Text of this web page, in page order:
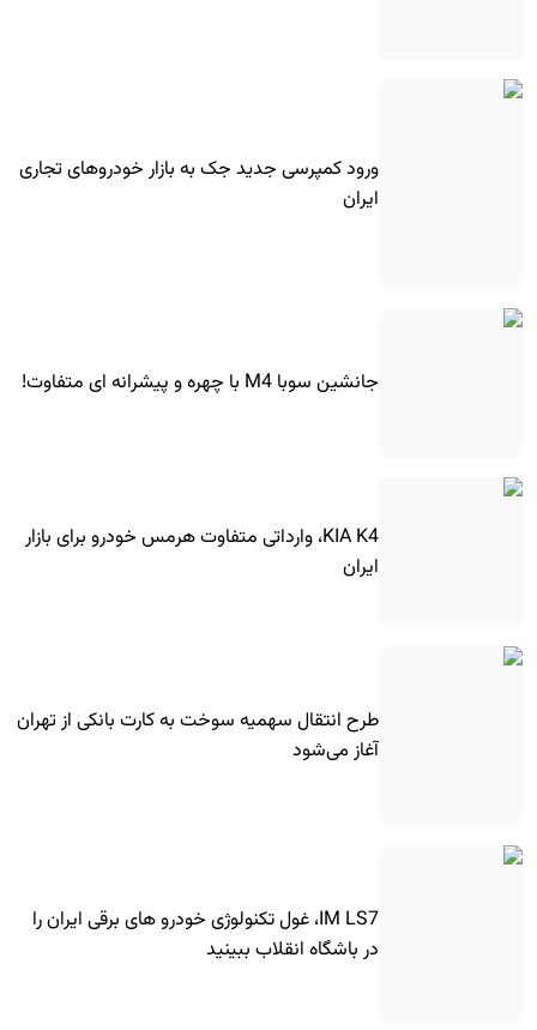
ورود کمپرسی جدید جک به بازار خودروهای تجاری
ایران
جانشین سوبا M4 با چهره و پیشرانه ای متفاوت!
KIA K4، وارداتی متفاوت هرمس خودرو برای بازار
ایران
طرح انتقال سهمیه سوخت به کارت بانکی از تهران
آغاز می‌شود
IM LS7، غول تکنولوژی خودرو های برقی ایران را
در باشگاه انقلاب ببینید